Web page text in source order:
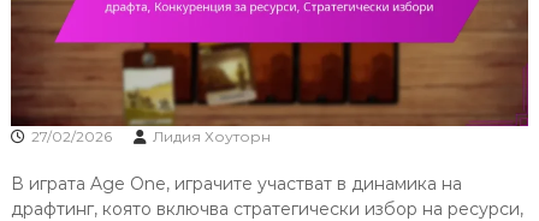
27/02/2026 Лидия Хоуторн
В играта Age One, играчите участват в динамика на
драфтинг, която включва стратегически избор на ресурси,